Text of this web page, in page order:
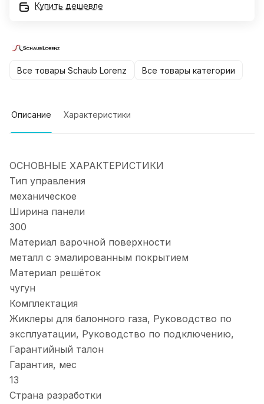
Купить дешевле
Все товары Schaub Lorenz Все товары категории
Описание Характеристики
ОСНОВНЫЕ ХАРАКТЕРИСТИКИ
Тип управления
механическое
Ширина панели
300
Материал варочной поверхности
металл с эмалированным покрытием
Материал решёток
чугун
Комплектация
Жиклеры для балонного газа, Руководство по
эксплуатации, Руководство по подключению,
Гарантийный талон
Гарантия, мес
13
Страна разработки